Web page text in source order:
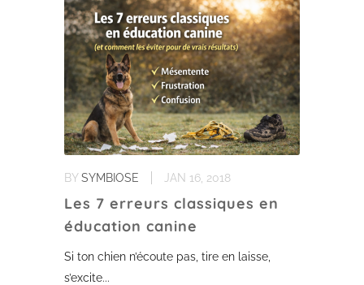
BYSYMBIOSE JAN 16, 2018
Les 7 erreurs classiques en
éducation canine
Si ton chien n’écoute pas, tire en laisse,
s’excite...